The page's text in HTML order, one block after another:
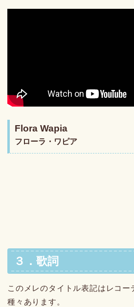
Flora Wapia
フローラ・ワピア
３．歌詞
このメレのタイトル表記はレコー
種々あります。